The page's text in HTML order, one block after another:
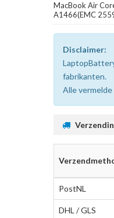
MacBook Air
A1466(EMC
Disclaimer:
fabrikanten.
Alle
PostNL
DHL / GLS